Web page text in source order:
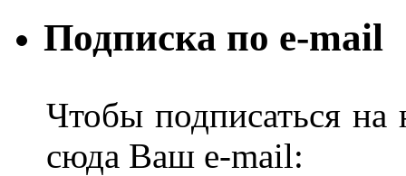
Подписка по e-mail
Чтобы подписаться на
сюда Ваш e-mail: